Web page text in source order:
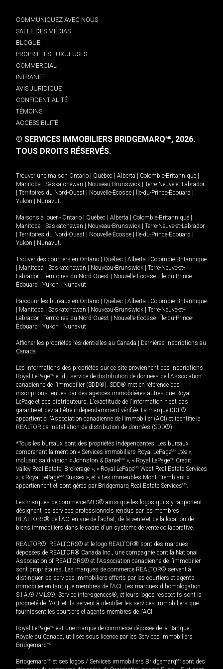
COMMUNIQUEZ AVEC NOUS
SALLE DES MÉDIAS
BLOGUE
PROPRIÉTÉS LUXUEUSES
COMMERCIAL
INTRANET
AVIS JURIDIQUE
CONFIDENTIALITÉ
TÉMOINS
ACCESSIBILITÉ
© SERVICES IMMOBILIERS BRIDGEMARQMD, 2026.
TOUS DROITS RÉSERVÉS.
Trouver une maison Ontario Québec Alberta Colombie-Britannique
Manitoba
Saskatchewan Nouveau-Brunswick
Terre-Neuve-et-Labrador
Territoires du Nord-Ouest Nouvelle-Écosse Île-du-Prince-Édouard
Yukon
Nunavut.
Maisons à louer - Ontario Québec Alberta Colombie-Britannique
Manitoba
Saskatchewan Nouveau-Brunswick
Terre-Neuve-et-Labrador
Territoires du Nord-Ouest Nouvelle-Écosse Île-du-Prince-Édouard
Yukon
Nunavut.
Trouver des courtiers en Ontario Québec Alberta
Colombie-Britannique
Manitoba Saskatchewan Nouveau-Brunswick
Terre-Neuve-et-
Labrador
Territoires du Nord-Ouest Nouvelle-Écosse
Île-du-Prince-
Édouard
Yukon Nunavut
Parcourir les bureaux en Ontario Québec Alberta
Colombie-Britannique
Manitoba Saskatchewan Nouveau-Brunswick
Terre-Neuve-et-
Labrador
Territoires du Nord-Ouest Nouvelle-Écosse
Île-du-Prince-
Édouard
Yukon Nunavut
Afficher les propriétés résidentielles au Canada
Dernières inscriptions au
Canada
Les informations des propriétés sur ce site proviennent des inscriptions
Royal LePageMD et du service de distribution de données de l'Association
canadienne de l’immobilier (SDD®). SDD® met en référence des
inscriptions tenues par des agences immobilières autres que Royal
LePage et ses distributeurs. L'exactitude de l'information n'est pas
garantie et devrait être indépendamment vérifiée. La marque DDF®
appartient à l'Association canadienne de l’immobilier (ACI) et identifie le
REALTOR.ca Installation de distribution de données (SDD®).
*Tous les bureaux sont des propriétés indépendantes. Les bureaux
comprenant la mention « Services immobiliers Royal LePageMD Ltée »,
incluant sa division « Johnston & Daniel MD », « Royal LePageMD Credit
Valley Real Estate, Brokerage », « Royal LePageMD West Real Estate Services
», « Royal LePageMD Sussex », et « Les immeubles Mont-Tremblant »
appartiennent et sont gérés par Bridgemarq Real Estate ServicesMD.
Les marques de commerce MLS® ainsi que les logos qui s'y rapportent
désignent les services professionnels rendus par les membres
REALTORS® de l'ACI en vue de l'achat, de la vente et de la location de
biens immobiliers dans le cadre d'un système de vente collaborative.
REALTOR®, REALTORS® et le logo REALTOR® sont des marques
déposées de REALTOR® Canada Inc., une compagnie dont la National
Association of REALTORS® et l'Association canadienne de l’immobilier
sont propriétaires. Les marques de commerce REALTOR® servent à
distinguer les services immobiliers offerts par les courtiers et agents
immobilier en tant que membres de l'ACI. Les marques d'homologation
S.I.A.® /MLS®, Service inter-agences®, et leurs logos respectifs sont la
propriété de l'ACI, et ils servent à identifier les services immobiliers que
fournissent les courtiers et agents membres de l'ACI.
Royal LePageMD est une marque de commerce déposée de la Banque
Royale du Canada, utilisée sous licence par les Services immobiliers
BridgemarqMD.
BridgemarqMD et ses logos / Services immobiliers BridgemarqMD sont des